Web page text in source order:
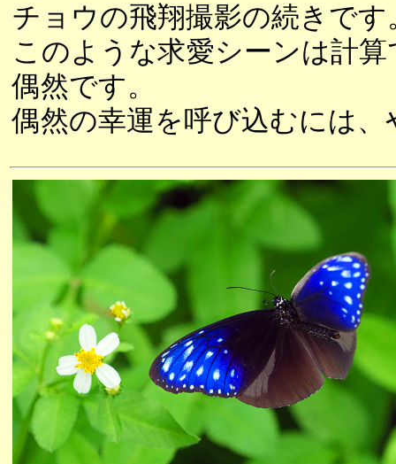
チョウの飛翔撮影の続きです
このような求愛シーンは計
偶然です。
偶然の幸運を呼び込むには